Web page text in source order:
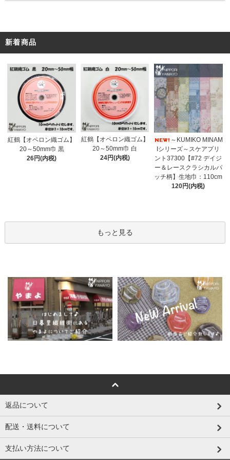
新着商品
紅鶴【オペロン織ゴム】
20～50mm巾 黒
26円(内税)
紅鶴【オペロン織ゴム】
20～50mm巾 白
24円(内税)
～KUMIKO MINAM
Iシリーズ～スケアプリ
ント37300【#72 デイジ
ー＆レースクラシカルパ
ッチ柄】生地巾：110cm
120円(内税)
もっと見る
返品について
配送・送料について
支払い方法について